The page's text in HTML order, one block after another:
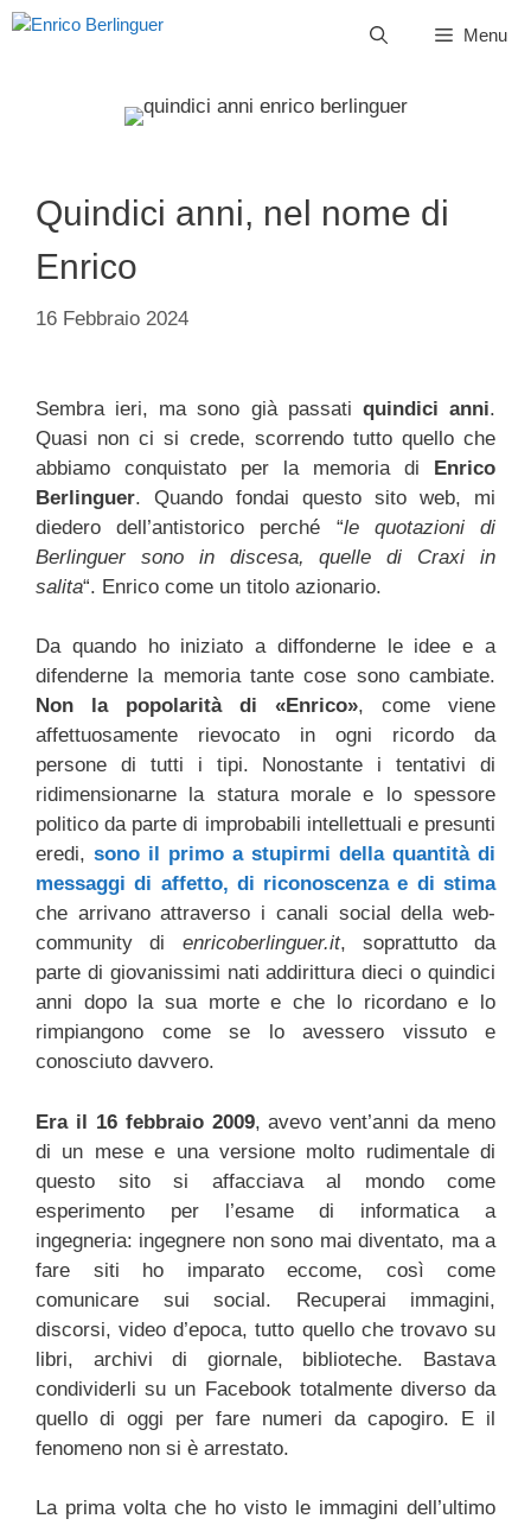
Vai
Menu
Quindici anni, nel nome di
Enrico
16 Febbraio 2024
Sembra ieri, ma sono già passati quindici anni.
Quasi non ci si crede, scorrendo tutto quello che
abbiamo conquistato per la memoria di Enrico
Berlinguer. Quando fondai questo sito web, mi
diedero dell’antistorico perché “le quotazioni di
Berlinguer sono in discesa, quelle di Craxi in
salita“. Enrico come un titolo azionario.
Da quando ho iniziato a diffonderne le idee e a
difenderne la memoria tante cose sono cambiate.
Non la popolarità di «Enrico», come viene
affettuosamente rievocato in ogni ricordo da
persone di tutti i tipi. Nonostante i tentativi di
ridimensionarne la statura morale e lo spessore
politico da parte di improbabili intellettuali e presunti
eredi, sono il primo a stupirmi della quantità di
messaggi di affetto, di riconoscenza e di stima
che arrivano attraverso i canali social della web-
community di enricoberlinguer.it, soprattutto da
parte di giovanissimi nati addirittura dieci o quindici
anni dopo la sua morte e che lo ricordano e lo
rimpiangono come se lo avessero vissuto e
conosciuto davvero.
Era il 16 febbraio 2009, avevo vent’anni da meno
di un mese e una versione molto rudimentale di
questo sito si affacciava al mondo come
esperimento per l’esame di informatica a
ingegneria: ingegnere non sono mai diventato, ma a
fare siti ho imparato eccome, così come
comunicare sui social. Recuperai immagini,
discorsi, video d’epoca, tutto quello che trovavo su
libri, archivi di giornale, biblioteche. Bastava
condividerli su un Facebook totalmente diverso da
quello di oggi per fare numeri da capogiro. E il
fenomeno non si è arrestato.
La prima volta che ho visto le immagini dell’ultimo